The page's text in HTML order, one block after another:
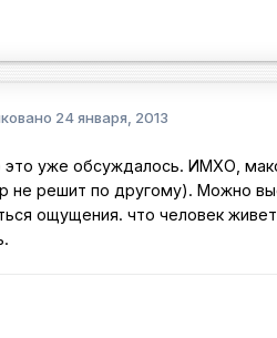
24 января, 2013
это уже обсуждалось. ИМХО,
не решит по другому). Можно
ощущения. что человек